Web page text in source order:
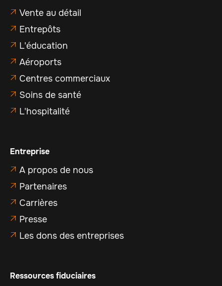
 Vente au détail
 Entrepôts
 L'éducation
 Aéroports
 Centres commerciaux
 Soins de santé
 L'hospitalité
Entreprise
 A propos de nous
 Partenaires
 Carrières
 Presse
 Les dons des entreprises
Ressources fiduciaires